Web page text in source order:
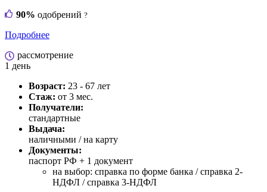
90% одобрений ?
Подробнее
рассмотрение
1 день
Возраст: 23 - 67 лет
Стаж: от 3 мес.
Получатели:
стандартные
Выдача:
наличными / на карту
Документы:
паспорт РФ + 1 документ
на выбор: справка по форме банка / справка 2-
НДФЛ / справка 3-НДФЛ